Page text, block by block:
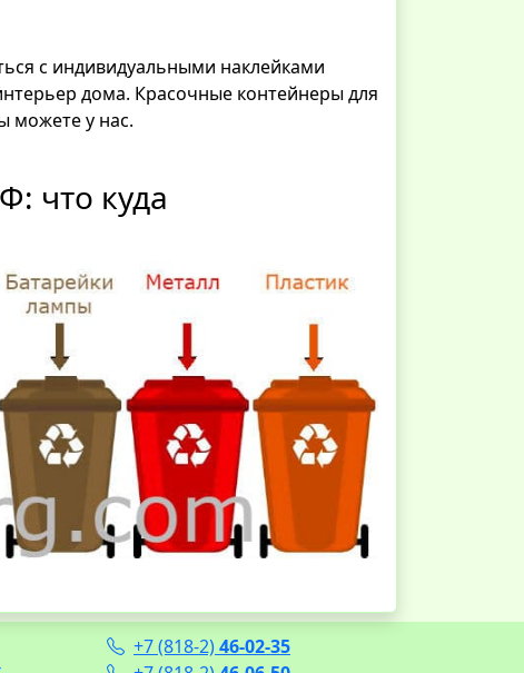
с индивидуальными наклейками
дома. Красочные контейнеры для
можете у нас.
что куда
+7 (818-2)46-02-35